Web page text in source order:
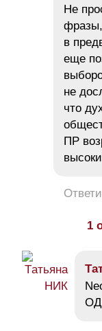
Не
фразы,
в
еще
не
что
ПР
1